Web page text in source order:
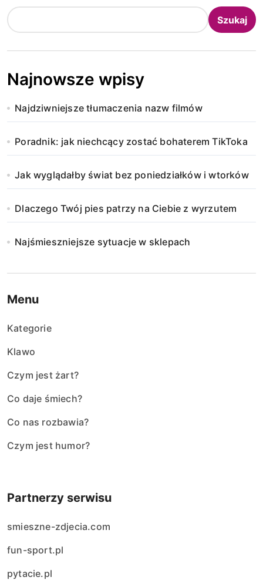
Szukaj
Najnowsze wpisy
Najdziwniejsze tłumaczenia nazw filmów
Poradnik: jak niechcący zostać bohaterem TikToka
Jak wyglądałby świat bez poniedziałków i wtorków
Dlaczego Twój pies patrzy na Ciebie z wyrzutem
Najśmieszniejsze sytuacje w sklepach
Menu
Kategorie
Klawo
Czym jest żart?
Co daje śmiech?
Co nas rozbawia?
Czym jest humor?
Partnerzy serwisu
smieszne-zdjecia.com
fun-sport.pl
pytacie.pl